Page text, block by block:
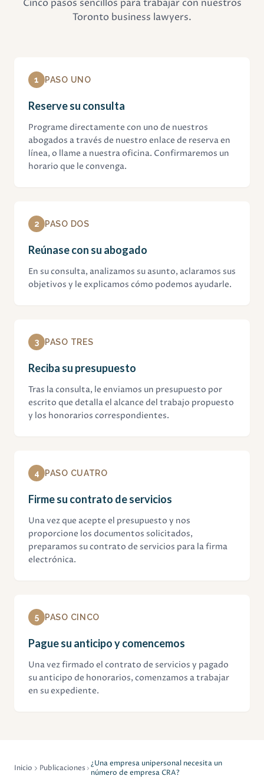
Cinco pasos sencillos para trabajar con nuestros
Toronto business lawyers.
1 PASO UNO
Reserve su consulta
Programe directamente con uno de nuestros
abogados a través de nuestro enlace de reserva en
línea, o llame a nuestra oficina. Confirmaremos un
horario que le convenga.
2 PASO DOS
Reúnase con su abogado
En su consulta, analizamos su asunto, aclaramos sus
objetivos y le explicamos cómo podemos ayudarle.
3 PASO TRES
Reciba su presupuesto
Tras la consulta, le enviamos un presupuesto por
escrito que detalla el alcance del trabajo propuesto
y los honorarios correspondientes.
4 PASO CUATRO
Firme su contrato de servicios
Una vez que acepte el presupuesto y nos
proporcione los documentos solicitados,
preparamos su contrato de servicios para la firma
electrónica.
5 PASO CINCO
Pague su anticipo y comencemos
Una vez firmado el contrato de servicios y pagado
su anticipo de honorarios, comenzamos a trabajar
en su expediente.
Inicio Publicaciones ¿Una empresa unipersonal necesita un
número de empresa CRA?